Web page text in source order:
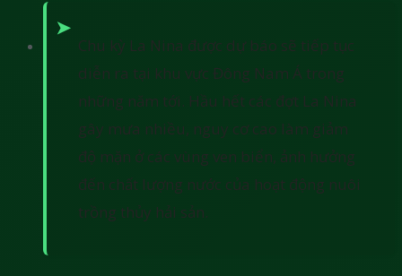
Chu kỳ La Nina được dự báo sẽ tiếp tục
diễn ra tại khu vực Đông Nam Á trong
những năm tới. Hầu hết các đợt La Nina
gây mưa nhiều, nguy cơ cao làm giảm
độ mặn ở các vùng ven biển, ảnh hưởng
đến chất lượng nước của hoạt động nuôi
trồng thủy hải sản.